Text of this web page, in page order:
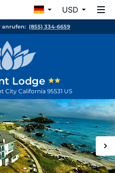
USD
anrufen: (855) 334-6659
Lodge
City California 95531 US